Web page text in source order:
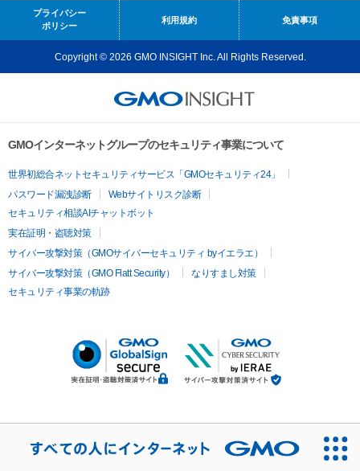
プライバシー
ポリシー
利用規約 免責事項
Copyright © 2026 GMO INSIGHT Inc. All Rights Reserved.
GMOインターネットグループのセキュリティ事業について
世界初総合ネットセキュリティサービス「GMOセキュリティ24」
パスワード漏洩診断
Webサイトリスク診断
セキュリティ相談AIチャットボット
実在証明・盗聴対策
サイバー攻撃対策（GMOサイバーセキュリティ byイエラエ）
サイバー攻撃対策（GMO Flatt Security）
なりすまし対策
セキュリティ事業の軌跡